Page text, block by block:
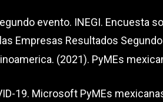
evento. INEGI. Encuesta
Empresas Resultados
(2021). PyMEs
19. Microsoft PyMEs